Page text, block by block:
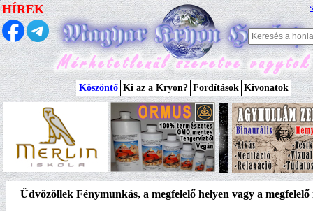
HÍREK
Köszöntő Ki az a Kryon? Fordítások Kivonatok
Üdvözöllek Fénymunkás, a megfelelő helyen vagy a megfelelő